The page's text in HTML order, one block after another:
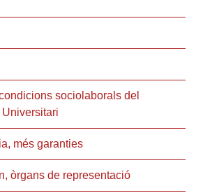
sociolaborals del
més garanties
òrgans de representació